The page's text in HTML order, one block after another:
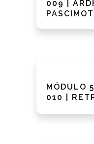
009 |
MÓDULO
010 |